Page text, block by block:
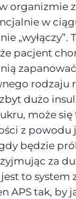
organizmie
w
„wyłączy”.
pacjent
rodzaju
dużo
może się
z powodu
będzie
za
to
APS tak, by